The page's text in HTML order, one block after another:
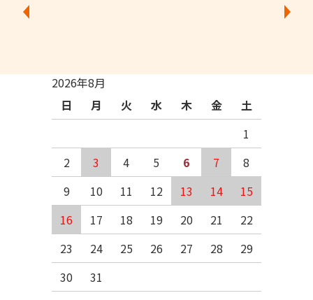
2026年8月
日
月 火 水 木 金
土
1
2
3 4 5 6 7
8
9
10 11 12 13 14
15
16
17 18 19 20 21
22
23
24 25 26 27 28
29
30
31